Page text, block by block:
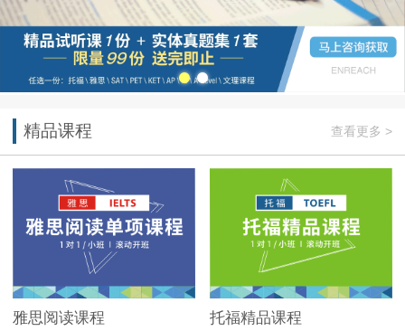
精品课程 查看更多 >
雅思阅读课程 托福精品课程